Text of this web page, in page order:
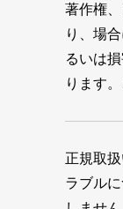
著作権
り、場
るいは
ります
正規取
ラブル